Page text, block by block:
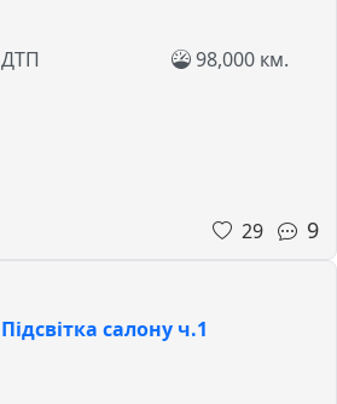
ДТП 98,000 км.
29 9
Підсвітка салону ч.1